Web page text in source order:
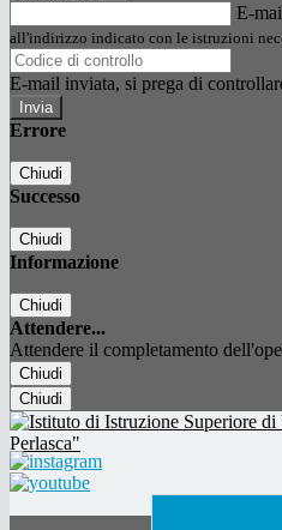
E-
all'indirizzo indicato con le istruzioni
E-mail inviata, si prega di
Errore
Chiudi
Successo
Chiudi
Informazione
Chiudi
Attendere...
Attendere il completamento
Chiudi
Chiudi